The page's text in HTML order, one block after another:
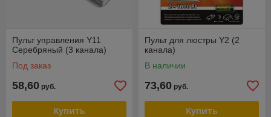
Пульт управления Y11
Серебряный (3 канала)
Под заказ
58,60 руб.
Купить
Пульт для люстры Y2 (2
канала)
В наличии
73,60 руб.
Купить